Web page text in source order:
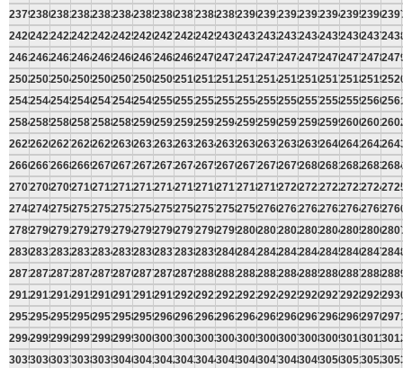
237923802381238223832384238523862387238823892390239123922393239423952396
242024212422242324242425242624272428242924302431243224332434243524362437
246124622463246424652466246724682469247024712472247324742475247624772478
250225032504250525062507250825092510251125122513251425152516251725182519
254325442545254625472548254925502551255225532554255525562557255825592560
258425852586258725882589259025912592259325942595259625972598259926002601
262526262627262826292630263126322633263426352636263726382639264026412642
266626672668266926702671267226732674267526762677267826792680268126822683
270727082709271027112712271327142715271627172718271927202721272227232724
274827492750275127522753275427552756275727582759276027612762276327642765
278927902791279227932794279527962797279827992800280128022803280428052806
283028312832283328342835283628372838283928402841284228432844284528462847
287128722873287428752876287728782879288028812882288328842885288628872888
291229132914291529162917291829192920292129222923292429252926292729282929
295329542955295629572958295929602961296229632964296529662967296829692970
299429952996299729982999300030013002300330043005300630073008300930103011
303530363037303830393040304130423043304430453046304730483049305030513052